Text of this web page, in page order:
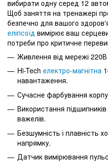
вибирати одну серед 12
Щоб заняття на тренажері
безпечно для вашого
еліпсоїд вимірює ваш
потреби про критичне
Живлення від мережі
Hi-Tech електро-магнітна
навантаження.
Сучасне фарбування
Використання
важелів.
Безшумність і плавність
напрямку.
Датчик вимірювання